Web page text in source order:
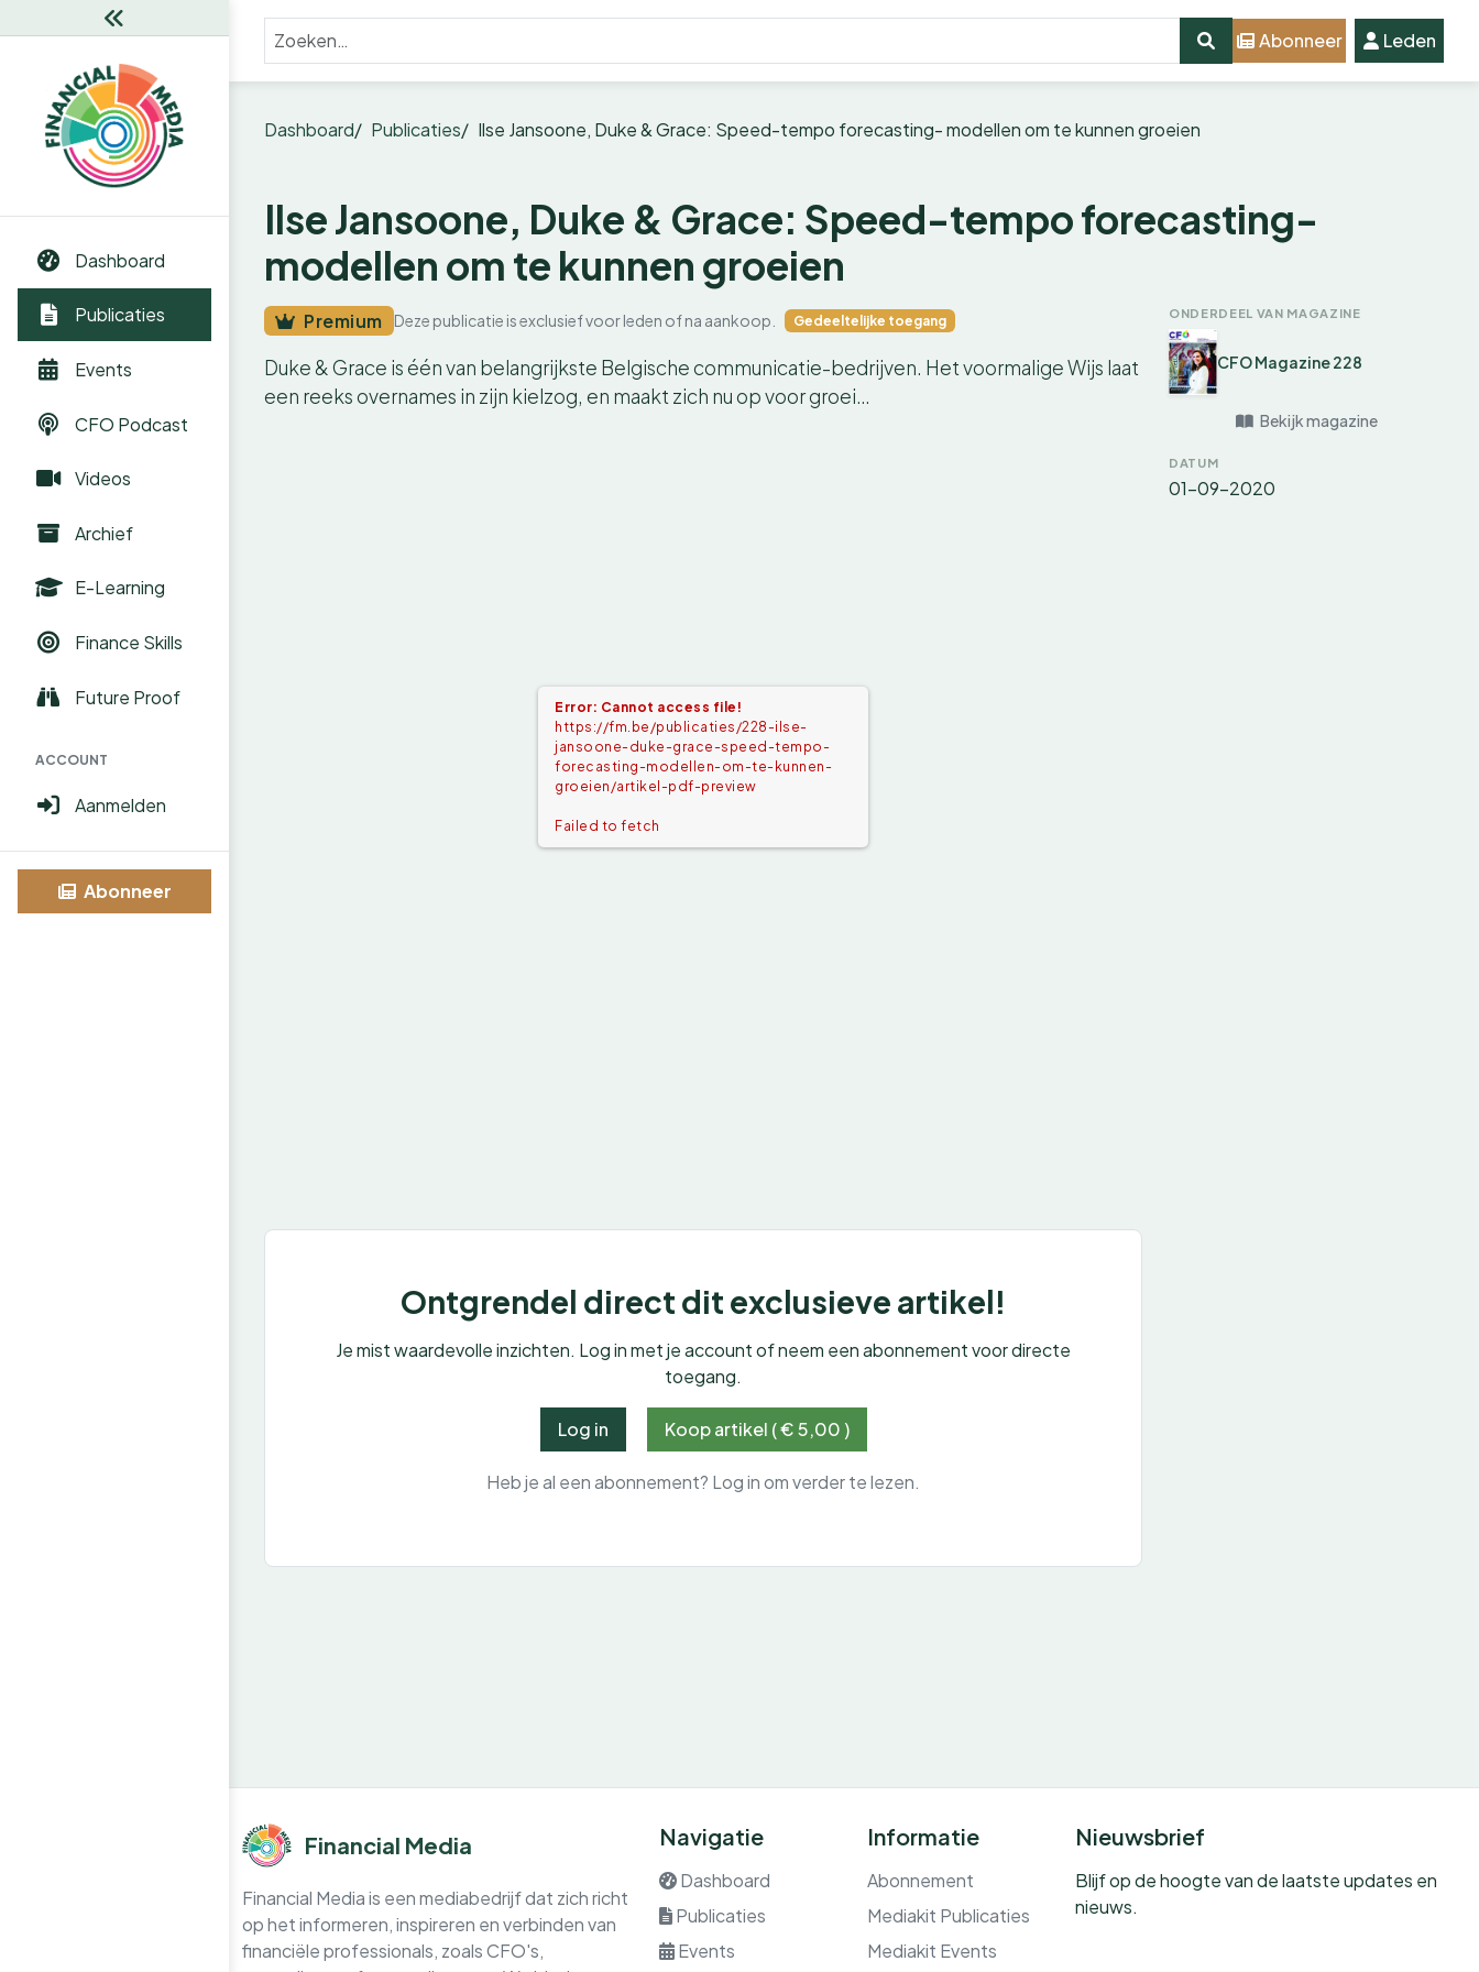
Dashboard
Publicaties
Events
CFO Podcast
Videos
Archief
E-Learning
Finance Skills
Future Proof
ACCOUNT
Aanmelden
Abonneer
Abonneer Leden
Dashboard Publicaties Ilse Jansoone, Duke & Grace: Speed-tempo forecasting- modellen om te kunnen groeien
Ilse Jansoone, Duke & Grace: Speed-tempo forecasting-
modellen om te kunnen groeien
Premium Deze publicatie is exclusief voor leden of na aankoop. Gedeeltelijke toegang
Duke & Grace is één van belangrijkste Belgische communicatie-bedrijven. Het voormalige Wijs laat
een reeks overnames in zijn kielzog, en maakt zich nu op voor groei…
Error: Cannot access file!
https://fm.be/publicaties/228-ilse-
jansoone-duke-grace-speed-tempo-
forecasting-modellen-om-te-kunnen-
groeien/artikel-pdf-preview
Failed to fetch
Ontgrendel direct dit exclusieve artikel!
Je mist waardevolle inzichten. Log in met je account of neem een abonnement voor directe
toegang.
Log in Koop artikel ( € 5,00 )
Heb je al een abonnement? Log in om verder te lezen.
ONDERDEEL VAN MAGAZINE
CFO Magazine 228
Bekijk magazine
DATUM
01-09-2020
Financial Media
Financial Media is een mediabedrijf dat zich richt
op het informeren, inspireren en verbinden van
financiële professionals, zoals CFO's,
Navigatie
Dashboard
Publicaties
Events
Informatie
Abonnement
Mediakit Publicaties
Mediakit Events
Nieuwsbrief
Blijf op de hoogte van de laatste updates en
nieuws.